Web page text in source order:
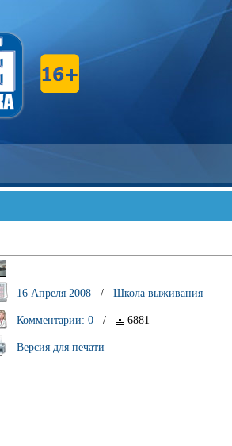
16 Апреля 2008 / Школа выживания
Комментарии: 0 / 6881
Версия для печати